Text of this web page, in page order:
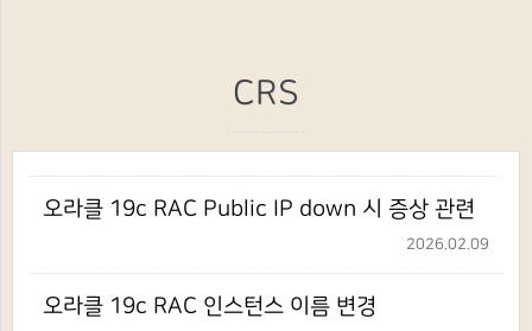
CRS
오라클 19c RAC Public IP down 시 증상 관련
2026.02.09
오라클 19c RAC 인스턴스 이름 변경